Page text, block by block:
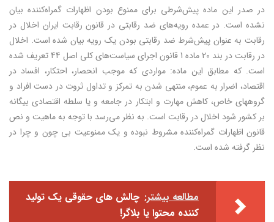
در صدر این ماده پیش‌شرطی برای ممنوع بودن اظهارات گمراه‌کننده بیان
نشده است. در عمده رویه‌های ضد رقابتی در قانون رقابت ایران اخلال در
رقابت به عنوان پیش‌شرط ضد رقابتی بودن یک رویه بیان شده است. اخلال
در رقابت در بند 20 ماده 1 قانون اجرای سیاست‌های کلی اصل 44 تعریف شده
است. که مطابق این ماده: مواردی که موجب انحصار، احتکار، افساد در
اقتصاد، اضرار به عموم، منتهی شدن به تمرکز و تداول ثروت در دست افراد و
گروههای خاص، کاهش مهارت و ابتکار در جامعه و یا سلطه اقتصادی بیگانه
بر کشور شود اخلال در رقابت است. به نظر می‌رسد با توجه به ماهیت و نص
قانون اظهارات گمراه‌کننده مشروط نبوده و یک ممنوعیت بی چون و چرا در
نظر گرفته شده است.
مطالعه بیشتر: چالش های حقوقی یک تولید
کننده محتوا یا بلاگر!